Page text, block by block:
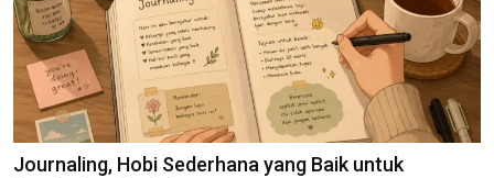
Journaling, Hobi Sederhana yang Baik untuk